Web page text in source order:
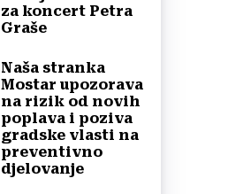
za koncert Petra
Graše
Naša stranka
Mostar upozorava
na rizik od novih
poplava i poziva
gradske vlasti na
preventivno
djelovanje